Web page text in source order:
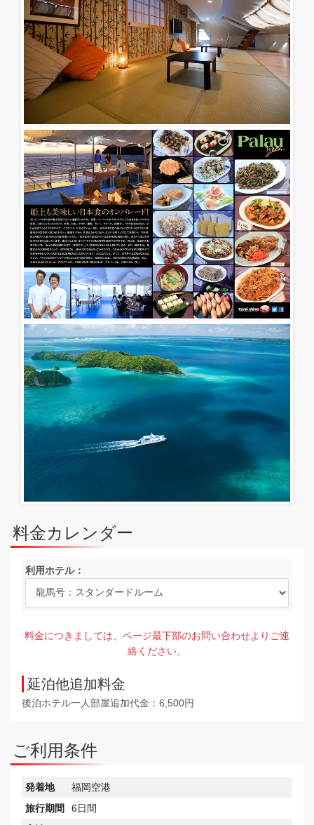
料金カレンダー
利用ホテル：
料金につきましては、ページ最下部のお問い合わせよりご連
絡ください。
延泊他追加料金
後泊ホテル一人部屋追加代金：6,500円
ご利用条件
発着地
福岡空港
旅行期間
6日間